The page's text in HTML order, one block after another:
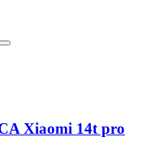
Xiaomi 14t pro